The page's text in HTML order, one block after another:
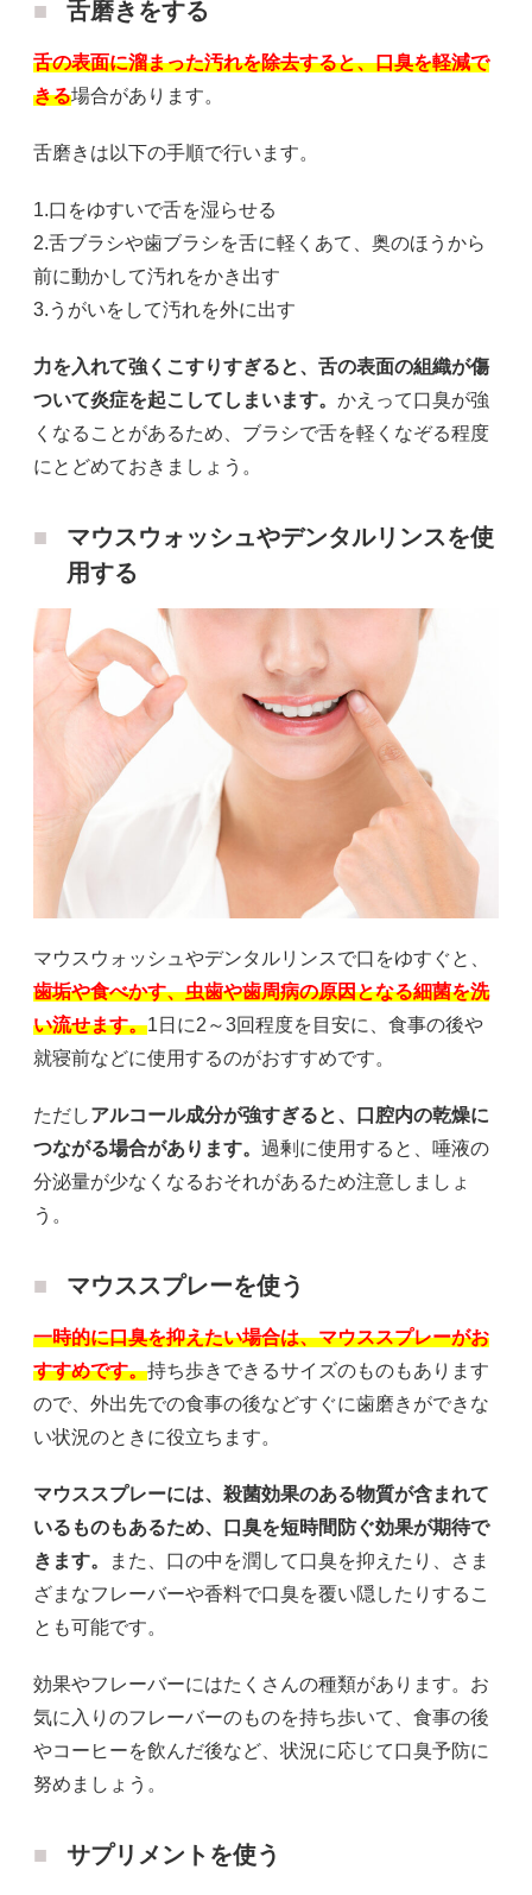
舌磨きをする
舌の表面に溜まった汚れを除去すると、口臭を軽減で
きる場合があります。
舌磨きは以下の手順で行います。
1.口をゆすいで舌を湿らせる
2.舌ブラシや歯ブラシを舌に軽くあて、奥のほうから
前に動かして汚れをかき出す
3.うがいをして汚れを外に出す
力を入れて強くこすりすぎると、舌の表面の組織が傷
ついて炎症を起こしてしまいます。 かえって口臭が強
くなることがあるため、ブラシで舌を軽くなぞる程度
にとどめておきましょう。
マウスウォッシュやデンタルリンスを使
用する
マウスウォッシュやデンタルリンスで口をゆすぐと、
歯垢や食べかす、虫歯や歯周病の原因となる細菌を洗
い流せます。1日に2～3回程度を目安に、食事の後や
就寝前などに使用するのがおすすめです。
ただしアルコール成分が強すぎると、口腔内の乾燥に
つながる場合があります。 過剰に使用すると、唾液の
分泌量が少なくなるおそれがあるため注意しましょ
う。
マウススプレーを使う
一時的に口臭を抑えたい場合は、マウススプレーがお
すすめです。持ち歩きできるサイズのものもあります
ので、外出先での食事の後などすぐに歯磨きができな
い状況のときに役立ちます。
マウススプレーには、殺菌効果のある物質が含まれて
いるものもあるため、口臭を短時間防ぐ効果が期待で
きます。
また、口の中を潤して口臭を抑えたり、さま
ざまなフレーバーや香料で口臭を覆い隠したりするこ
とも可能です。
効果やフレーバーにはたくさんの種類があります。お
気に入りのフレーバーのものを持ち歩いて、食事の後
やコーヒーを飲んだ後など、状況に応じて口臭予防に
努めましょう。
サプリメントを使う